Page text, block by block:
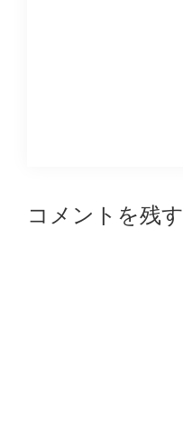
Reader
コメントを残す